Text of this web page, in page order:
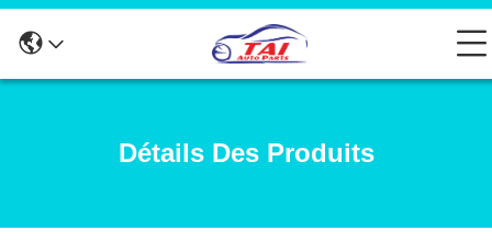
Détails Des Produits